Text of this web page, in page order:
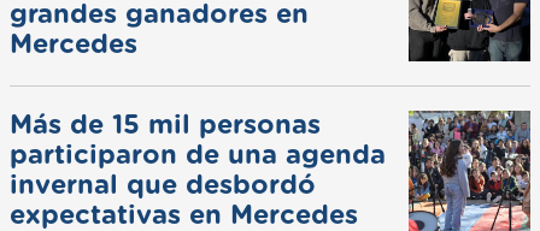
grandes ganadores en
Mercedes
Más de 15 mil personas
participaron de una agenda
invernal que desbordó
expectativas en Mercedes